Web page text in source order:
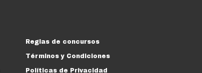
Reglas de concursos
Términos y Condiciones
Políticas de Privacidad